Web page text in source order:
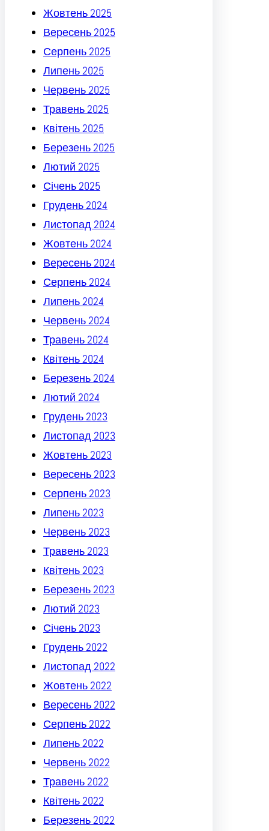
Жовтень 2025
Вересень 2025
Серпень 2025
Липень 2025
Червень 2025
Травень 2025
Квітень 2025
Березень 2025
Лютий 2025
Січень 2025
Грудень 2024
Листопад 2024
Жовтень 2024
Вересень 2024
Серпень 2024
Липень 2024
Червень 2024
Травень 2024
Квітень 2024
Березень 2024
Лютий 2024
Грудень 2023
Листопад 2023
Жовтень 2023
Вересень 2023
Серпень 2023
Липень 2023
Червень 2023
Травень 2023
Квітень 2023
Березень 2023
Лютий 2023
Січень 2023
Грудень 2022
Листопад 2022
Жовтень 2022
Вересень 2022
Серпень 2022
Липень 2022
Червень 2022
Травень 2022
Квітень 2022
Березень 2022